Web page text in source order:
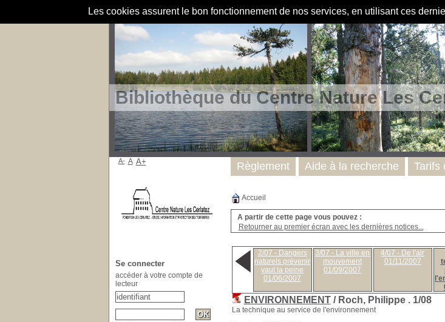
Les cookies assurent le bon fonctionnement de nos services, en utilisant ces
Bibliothèque du Centre Nature Les
Accueil
A partir de cette page vous pouvez :
Retourner au premier écran avec les dernières notices...
2/07 - Dangers
naturels prévenir
vaut la peine
01/06/2007
3/07 - La ville en
mouvement
01/09/2007
4/07 - De l'air
01/11/2007
ENVIRONNEMENT/ Roch, Philippe . 1/08
La technique au service de l'environnement
Règlement Aide à la recherche Tarifs
A- A A+
Se connecter
accéder à votre compte de
lecteur